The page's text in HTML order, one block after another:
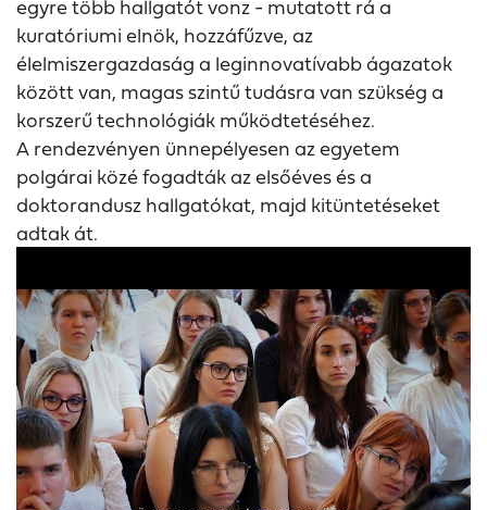
egyre több hallgatót vonz - mutatott rá a
kuratóriumi elnök, hozzáfűzve, az
élelmiszergazdaság a leginnovatívabb ágazatok
között van, magas szintű tudásra van szükség a
korszerű technológiák működtetéséhez.
A rendezvényen ünnepélyesen az egyetem
polgárai közé fogadták az elsőéves és a
doktorandusz hallgatókat, majd kitüntetéseket
adtak át.